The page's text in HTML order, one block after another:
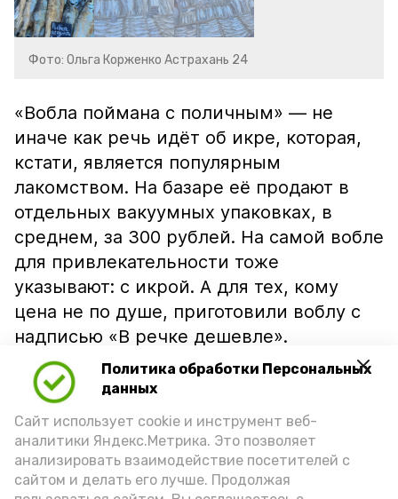
Политика обработки Персональных
данных
Сайт использует cookie и инструмент веб-
аналитики Яндекс.Метрика. Это позволяет
анализировать взаимодействие посетителей с
сайтом и делать его лучше. Продолжая
Фото: Ольга Корженко Астрахань 24
«Вобла поймана с поличным» — не
иначе как речь идёт об икре, которая,
кстати, является популярным
лакомством. На базаре её продают в
отдельных вакуумных упаковках, в
среднем, за 300 рублей. На самой вобле
для привлекательности тоже
указывают: с икрой. А для тех, кому
цена не по душе, приготовили воблу с
надписью «В речке дешевле».